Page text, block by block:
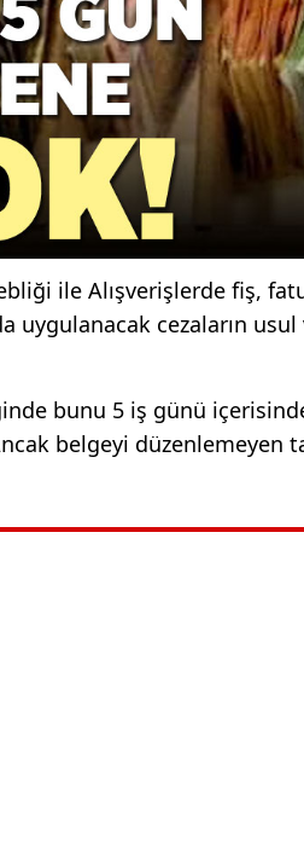
ile Alışverişlerde fiş,
cezaların usul
bunu 5 iş günü
belgeyi düzenlemeyen